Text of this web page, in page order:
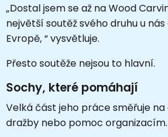
„Dostal jsem se až na Wood
největší soutěž svého druhu u
Evropě, “ vysvětluje.
Přesto soutěže nejsou to hlavní.
Sochy, které pomáhají
Velká část jeho práce směřuje
dražby nebo pomoc organizacím.